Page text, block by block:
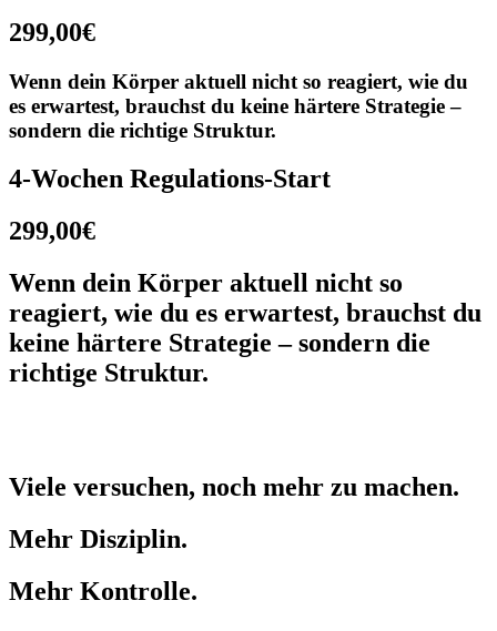
299,00€
Wenn dein Körper aktuell nicht so reagiert, wie du
es erwartest, brauchst du keine härtere Strategie –
sondern die richtige Struktur.
4-Wochen Regulations-Start
299,00€
Wenn dein Körper aktuell nicht so
reagiert, wie du es erwartest, brauchst du
keine härtere Strategie – sondern die
richtige Struktur.
Viele versuchen, noch mehr zu machen.
Mehr Disziplin.
Mehr Kontrolle.